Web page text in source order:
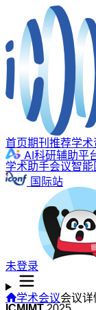
首页期刊推荐学
AI科研辅助平
学术助手会议智
国际站
未登录
学术会议会议详